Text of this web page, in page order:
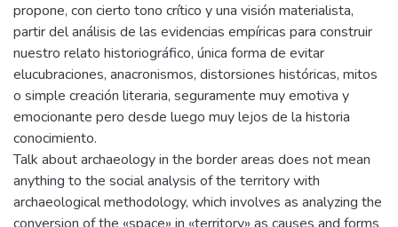
propone, con cierto tono crítico y una visión materialista,
partir del análisis de las evidencias empíricas para construir
nuestro relato historiográfico, única forma de evitar
elucubraciones, anacronismos, distorsiones históricas, mitos
o simple creación literaria, seguramente muy emotiva y
emocionante pero desde luego muy lejos de la historia
conocimiento.
Talk about archaeology in the border areas does not mean
anything to the social analysis of the territory with
archaeological methodology, which involves as analyzing the